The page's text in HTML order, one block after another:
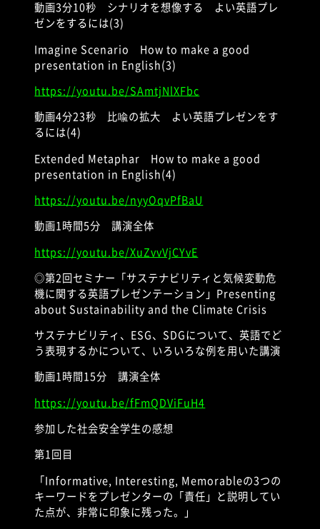
動画3分10秒 シナリオを想像する よい英語プレ
ゼンをするには(3)
Imagine Scenario
How to make a good
presentation in English(3)
https://youtu.be/SAmtjNlXFbc
動画4分23秒 比喩の拡大 よい英語プレゼンをす
るには(4)
Extended Metaphar
How to make a good
presentation in English(4)
https://youtu.be/nyyOqvPfBaU
動画1時間5分 講演全体
https://youtu.be/XuZvvVjCYvE
◎第2回セミナー「サステナビリティと気候変動危
機に関する英語プレゼンテーション」 Presenting
about Sustainability and the Climate Crisis
サステナビリティ、 ESG、 SDGについて、英語でど
う表現するかについて、いろいろな例を用いた講演
動画1時間15分 講演全体
https://youtu.be/fFmQDViFuH4
参加した社会安全学生の感想
第1回目
「Informative, Interesting, Memorableの3つの
キーワードをプレゼンターの「責任」と説明してい
た点が、非常に印象に残った。」